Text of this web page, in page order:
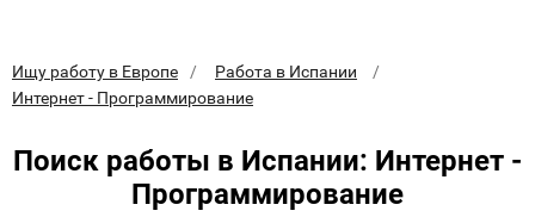
Ищу работу в Европе
Работа в Испании
Интернет - Программирование
Поиск работы в Испании: Интернет -
Программирование